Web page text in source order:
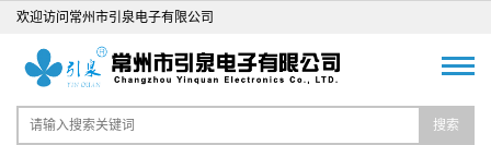
欢迎访问常州市引泉电子有限公司
搜索